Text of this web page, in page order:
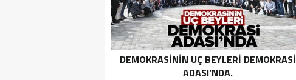
DEMOKRASININ UÇ BEYLERI DEMOKRASI
ADASI’NDA.